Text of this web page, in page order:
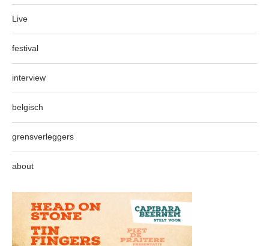
Live
festival
interview
belgisch
grensverleggers
about